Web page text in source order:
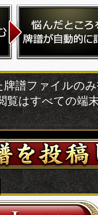
譜ファイルの
覧はすべての端